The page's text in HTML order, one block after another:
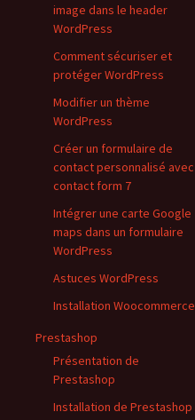
image dans le header
WordPress
Comment sécuriser et
protéger WordPress
Modifier un thème
WordPress
Créer un formulaire de
contact personnalisé avec
contact form 7
Intégrer une carte Google
maps dans un formulaire
WordPress
Astuces WordPress
Installation Woocommerce
Prestashop
Présentation de
Prestashop
Installation de Prestashop